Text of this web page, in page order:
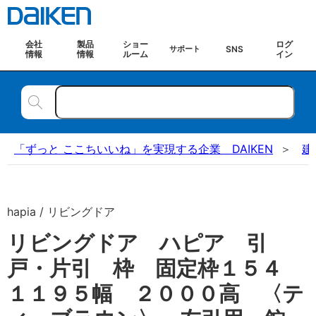
会社
情報
製品
情報
ショー
ルーム
サポート SNS
ログ
イン
「ずっと ここちいいね」を実現する企業 DAIKEN 建
hapia / リビングドア
リビングドア ハピア 引
戸・片引 枠 固定枠１５４
１１９５幅 ２０００高 〈テ